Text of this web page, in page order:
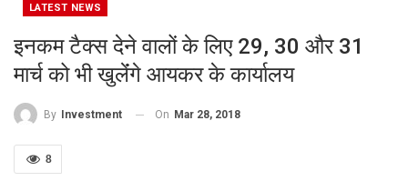
LATEST NEWS
इनकम टैक्‍स देने वालों के ल‍िए 29, 30 और 31
मार्च को भी खुलेंंगे आयकर के कार्यालय
By Investment On Mar 28, 2018
8